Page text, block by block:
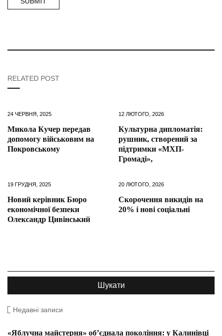
RELATED POST
24 ЧЕРВНЯ, 2025
Микола Кучер передав
допомогу військовим на
Покровському
12 ЛЮТОГО, 2026
Культурна дипломатія:
рушник, створений за
підтримки «МХП-
Громаді»,
19 ГРУДНЯ, 2025
Новий керівник Бюро
економічної безпеки
Олександр Цивінський
20 ЛЮТОГО, 2026
Скорочення викидів на
20% і нові соціальні
Недавні записи
«Яблучна майстерня» об’єднала покоління: у Калинівці